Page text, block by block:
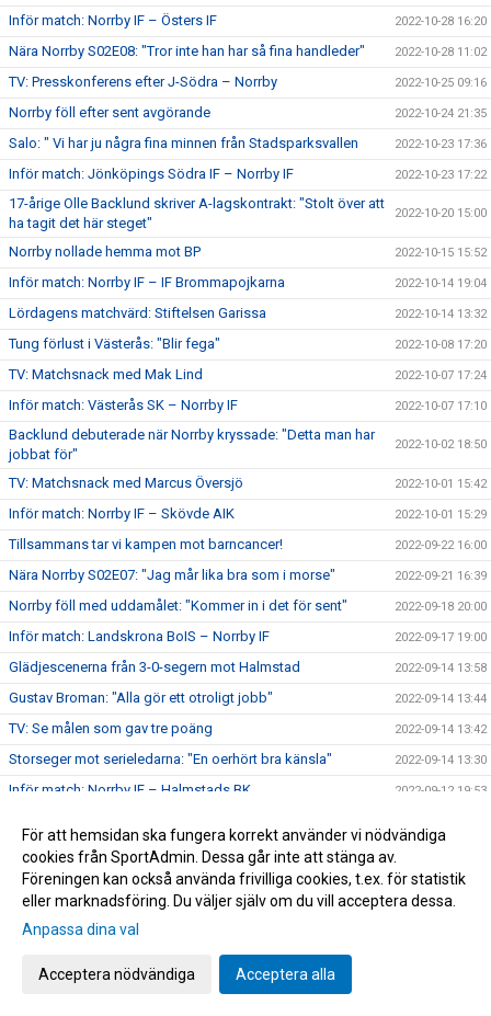
Inför match: Norrby IF – Östers IF 2022-10-28 16:20
Nära Norrby S02E08: "Tror inte han har så fina handleder" 2022-10-28 11:02
TV: Presskonferens efter J-Södra – Norrby 2022-10-25 09:16
Norrby föll efter sent avgörande 2022-10-24 21:35
Salo: " Vi har ju några fina minnen från Stadsparksvallen 2022-10-23 17:36
Inför match: Jönköpings Södra IF – Norrby IF 2022-10-23 17:22
17-årige Olle Backlund skriver A-lagskontrakt: "Stolt över att
ha tagit det här steget"
2022-10-20 15:00
Norrby nollade hemma mot BP 2022-10-15 15:52
Inför match: Norrby IF – IF Brommapojkarna 2022-10-14 19:04
Lördagens matchvärd: Stiftelsen Garissa 2022-10-14 13:32
Tung förlust i Västerås: "Blir fega" 2022-10-08 17:20
TV: Matchsnack med Mak Lind 2022-10-07 17:24
Inför match: Västerås SK – Norrby IF 2022-10-07 17:10
Backlund debuterade när Norrby kryssade: "Detta man har
jobbat för"
2022-10-02 18:50
TV: Matchsnack med Marcus Översjö 2022-10-01 15:42
Inför match: Norrby IF – Skövde AIK 2022-10-01 15:29
Tillsammans tar vi kampen mot barncancer! 2022-09-22 16:00
Nära Norrby S02E07: "Jag mår lika bra som i morse" 2022-09-21 16:39
Norrby föll med uddamålet: "Kommer in i det för sent" 2022-09-18 20:00
Inför match: Landskrona BoIS – Norrby IF 2022-09-17 19:00
Glädjescenerna från 3-0-segern mot Halmstad 2022-09-14 13:58
Gustav Broman: "Alla gör ett otroligt jobb" 2022-09-14 13:44
TV: Se målen som gav tre poäng 2022-09-14 13:42
Storseger mot serieledarna: "En oerhört bra känsla" 2022-09-14 13:30
Inför match: Norrby IF – Halmstads BK 2022-09-12 19:53
Inför match: Örebro SK – Norrby IF
Norrby klara för gruppspelet i Svenska Cupen 2022-09-01 10:09
Inför match: Lunds BK – Norrby IF
TV: Mak Lind inför onsdagens cupmatch mot Lund
TV: Se målen som gav tre poäng
För att hemsidan ska fungera korrekt använder vi nödvändiga
cookies från SportAdmin. Dessa går inte att stänga av.
Föreningen kan också använda frivilliga cookies, t.ex. för statistik
eller marknadsföring. Du väljer själv om du vill acceptera dessa.
Anpassa dina val
Acceptera nödvändiga Acceptera alla